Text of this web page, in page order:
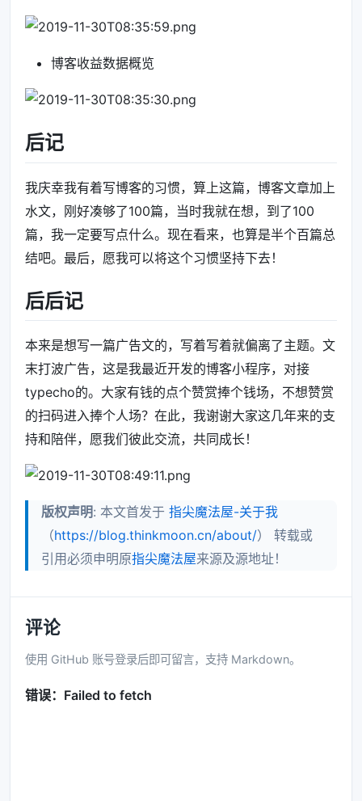
博客收益数据概览
后记
我庆幸我有着写博客的习惯，算上这篇，博客文章加上
水文，刚好凑够了100篇，当时我就在想，到了100
篇，我一定要写点什么。现在看来，也算是半个百篇总
结吧。最后，愿我可以将这个习惯坚持下去！
后后记
本来是想写一篇广告文的，写着写着就偏离了主题。文
末打波广告，这是我最近开发的博客小程序，对接
typecho的。大家有钱的点个赞赏捧个钱场，不想赞赏
的扫码进入捧个人场？在此，我谢谢大家这几年来的支
持和陪伴，愿我们彼此交流，共同成长！
版权声明: 本文首发于 指尖魔法屋-关于我
（https://blog.thinkmoon.cn/about/） 转载或
引用必须申明原指尖魔法屋来源及源地址！
评论
使用 GitHub 账号登录后即可留言，支持 Markdown。